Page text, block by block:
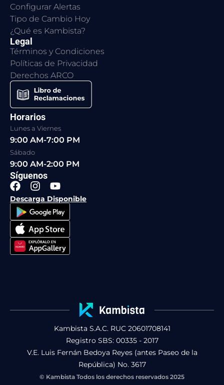
Configurar Alertas
Tipo de Cambio Hoy
¿Qué es Kambista?
Legal
Términos y Condiciones
Políticas de Privacidad
Derechos ARCO
Horarios
Lunes a Viernes
9:00 AM-7:00 PM
Sábado
9:00 AM-2:00 PM
Síguenos
F
a
c
e
b
o
o
k
I
n
s
t
a
g
r
a
Y
o
u
t
u
b
e
Descarga Disponible
Kambista S.A.C. RUC 20601708141
Registro SBS: 00335 - 2017
V.E. Luis Fernán Bedoya Reyes (antes Paseo de la
República) No. 3617
© Kambista Todos los derechos reservados 2025